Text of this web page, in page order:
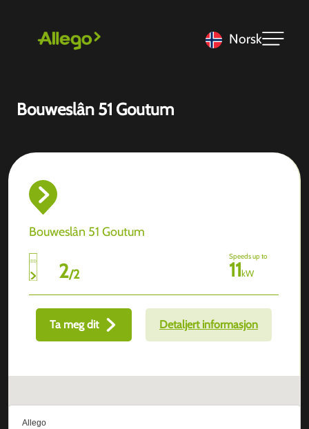
Norsk
Bouweslân 51 Goutum
Bouweslân 51 Goutum
2/2
Speeds up to
11kW
Ta meg dit Detaljert informasjon